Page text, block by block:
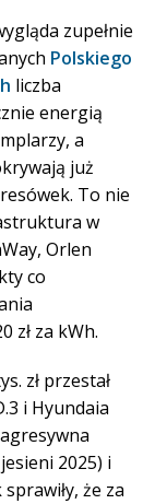
zupełnie
Polskiego
liczba
energią
a
już
To nie
w
Orlen
co
zł za kWh.
zł przestał
i Hyundaia
2025) i
że za